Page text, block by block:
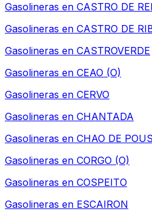
Gasolineras en CASTRO DE REI
Gasolineras en CASTRO DE
Gasolineras en CASTROVERDE
Gasolineras en CEAO (O)
Gasolineras en CERVO
Gasolineras en CHANTADA
Gasolineras en CHAO DE
Gasolineras en CORGO (O)
Gasolineras en COSPEITO
Gasolineras en ESCAIRON